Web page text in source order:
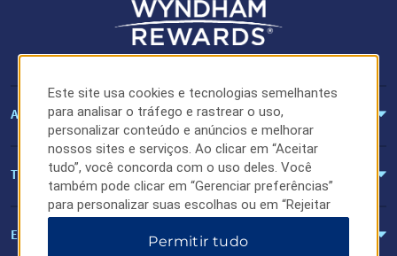
ATENÇÃO PARA MEMBROS
TERMOS E POLÍTICAS
EXPLORE A WYNDHAM HOTELS & RESORTS
Este site usa cookies e tecnologias semelhantes
para analisar o tráfego e rastrear o uso,
personalizar conteúdo e anúncios e melhorar
nossos sites e serviços. Ao clicar em “Aceitar
tudo”, você concorda com o uso deles. Você
também pode clicar em “Gerenciar preferências”
para personalizar suas escolhas ou em “Rejeitar
tudo” para permitir apenas cookies essenciais.
Para obter informações adicionais, visite nosso
Permitir tudo